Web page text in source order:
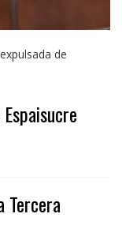
de
Tercera